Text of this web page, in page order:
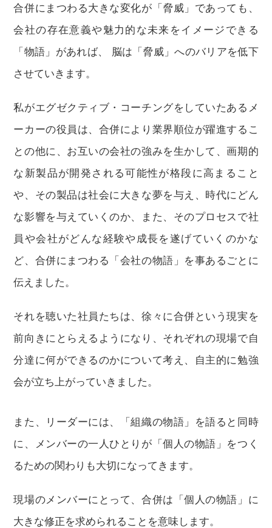
合併にまつわる大きな変化が「脅威」であっても、
会社の存在意義や魅力的な未来をイメージできる
「物語」があれば、 脳は「脅威」へのバリアを低下
させていきます。
私がエグゼクティブ・コーチングをしていたあるメ
ーカーの役員は、合併により業界順位が躍進するこ
との他に、お互いの会社の強みを生かして、画期的
な新製品が開発される可能性が格段に高まること
や、その製品は社会に大きな夢を与え、時代にどん
な影響を与えていくのか、また、そのプロセスで社
員や会社がどんな経験や成長を遂げていくのかな
ど、合併にまつわる「会社の物語」を事あるごとに
伝えました。
それを聴いた社員たちは、徐々に合併という現実を
前向きにとらえるようになり、それぞれの現場で自
分達に何ができるのかについて考え、自主的に勉強
会が立ち上がっていきました。
また、リーダーには、「組織の物語」を語ると同時
に、メンバーの一人ひとりが「個人の物語」をつく
るための関わりも大切になってきます。
現場のメンバーにとって、合併は「個人の物語」に
大きな修正を求められることを意味します。